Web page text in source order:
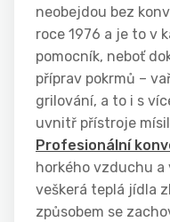
neobejdou bez
roce 1976 a je to v
pomocník, neboť
příprav pokrmů –
grilování, a to i s
uvnitř přístroje
Profesionální
horkého vzduchu a
veškerá teplá jídla
způsobem se